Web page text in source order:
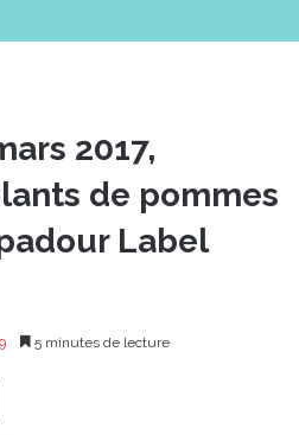
2017,
de pommes
Label
5 minutes de lecture